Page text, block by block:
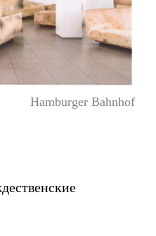
Hamburger Bahnhof